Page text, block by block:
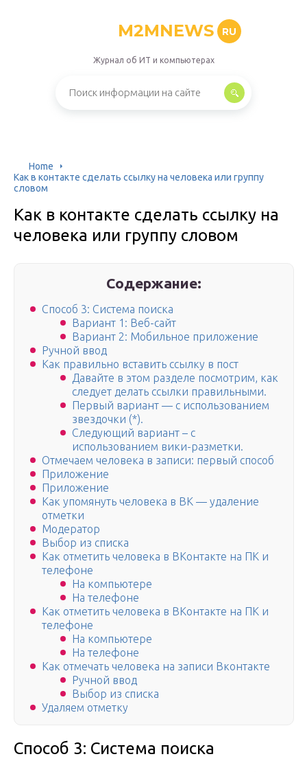
M2MNEWS RU
Журнал об ИТ и компьютерах
Home
Как в контакте сделать ссылку на человека или группу
словом
Как в контакте сделать ссылку на
человека или группу словом
Содержание:
Способ 3: Система поиска
Вариант 1: Веб-сайт
Вариант 2: Мобильное приложение
Ручной ввод
Как правильно вставить ссылку в пост
Давайте в этом разделе посмотрим, как
следует делать ссылки правильными.
Первый вариант — с использованием
звездочки (*).
Следующий вариант – с
использованием вики-разметки.
Отмечаем человека в записи: первый способ
Приложение
Приложение
Как упомянуть человека в ВК — удаление
отметки
Модератор
Выбор из списка
Как отметить человека в ВКонтакте на ПК и
телефоне
На компьютере
На телефоне
Как отметить человека в ВКонтакте на ПК и
телефоне
На компьютере
На телефоне
Как отмечать человека на записи Вконтакте
Ручной ввод
Выбор из списка
Удаляем отметку
Способ 3: Система поиска